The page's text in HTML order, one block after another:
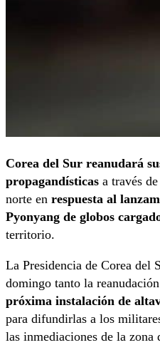
Corea del Sur reanudará
propagandísticas a través
norte en respuesta al
Pyonyang de globos
territorio.
La Presidencia de Corea del
domingo tanto la
próxima instalación de
para difundirlas a los
las inmediaciones de la zona